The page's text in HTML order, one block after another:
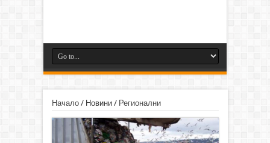
Начало/ Новини/ Регионални